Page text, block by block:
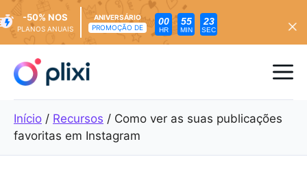
para
conteúdo
-50% NOS
PLANOS ANUAIS
ANIVERSÁRIO
PROMOÇÃO DE
00
HR
55
MIN
21
SEC
Início / Recursos / Como ver as suas publicações
favoritas em Instagram